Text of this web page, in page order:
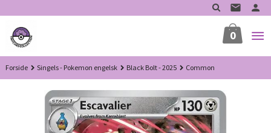
til
innholdet
0
Forside Singels - Pokemon engelsk Black Bolt - 2025 Common